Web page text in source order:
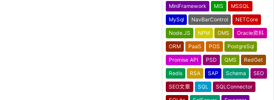
MiniFramework MIS MSSQL
MySql NavBarControl NETCore
Node.JS NPM OMS Oracle资料
ORM PaaS POS PostgreSql
Promise API PSD QMS RedGet
Redis RSA SAP Schema SEO
SEO文章 SQL SQLConnector